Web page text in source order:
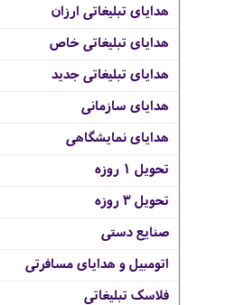
هدایای تبلیغاتی ارزان
هدایای تبلیغاتی خاص
هدایای تبلیغاتی جدید
هدایای سازمانی
هدایای نمایشگاهی
تحویل 1 روزه
تحویل 3 روزه
صنایع دستی
اتومبیل و هدایای مسافرتی
فلاسک تبلیغاتی